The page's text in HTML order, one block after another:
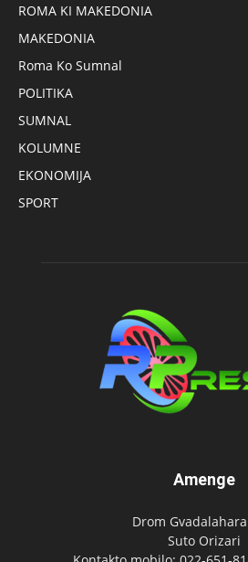
ROMA KI MAKEDONIA
MAKEDONIA
Roma Ko Sumnal
POLITIKA
SUMNAL
KOLUMNE
EKONOMIJA
SPORT
Amenge
Drom
Suto Orizari